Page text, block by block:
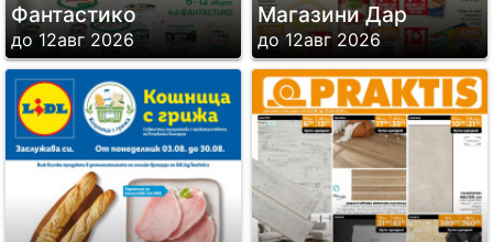
Фантастико
до 12авг 2026
Магазини Дар
до 12авг 2026